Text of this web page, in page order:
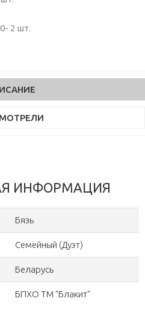
2 шт.
ИНФОРМАЦИЯ
Бязь
Семейный (Дуэт)
Беларусь
БПХО ТМ "Блакит"